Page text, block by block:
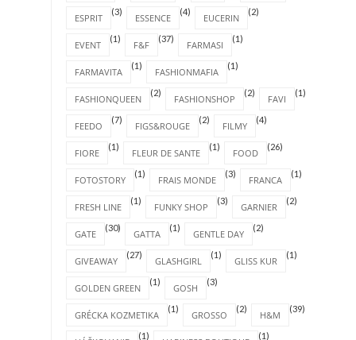
ESPRIT
(3)
ESSENCE
(4)
EUCERIN
(2)
EVENT
(1)
F&F
(37)
FARMASI
(1)
FARMAVITA
(1)
FASHIONMAFIA
(1)
FASHIONQUEEN
(2)
FASHIONSHOP
(2)
FAVI
(1)
FEEDO
(7)
FIGS&ROUGE
(2)
FILMY
(4)
FIORE
(1)
FLEUR DE SANTE
(1)
FOOD
(26)
FOTOSTORY
(1)
FRAIS MONDE
(3)
FRANCA
(1)
FRESH LINE
(1)
FUNKY SHOP
(3)
GARNIER
(2)
GATE
(30)
GATTA
(1)
GENTLE DAY
(2)
GIVEAWAY
(27)
GLASHGIRL
(1)
GLISS KUR
(1)
GOLDEN GREEN
(1)
GOSH
(3)
GRÉCKA KOZMETIKA
(1)
GROSSO
(2)
H&M
(39)
(1) (1)